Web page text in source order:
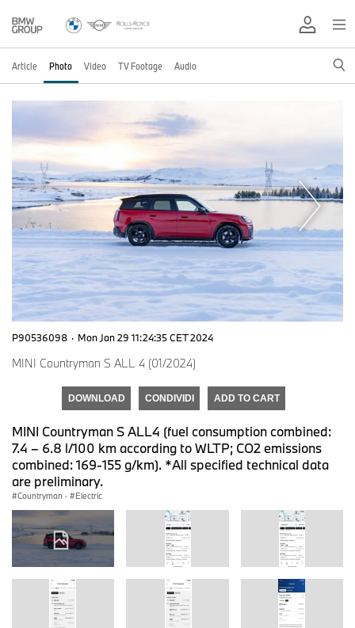
Article Photo Video TV Footage Audio
P90536098 · Mon Jan 29 11:24:35 CET 2024
MINI Countryman S ALL 4 (01/2024)
DOWNLOAD CONDIVIDI ADD TO CART
MINI Countryman S ALL4 (fuel consumption combined:
7.4 – 6.8 l/100 km according to WLTP; CO2 emissions
combined: 169-155 g/km). *All specified technical data
are preliminary.
Countryman · Electric